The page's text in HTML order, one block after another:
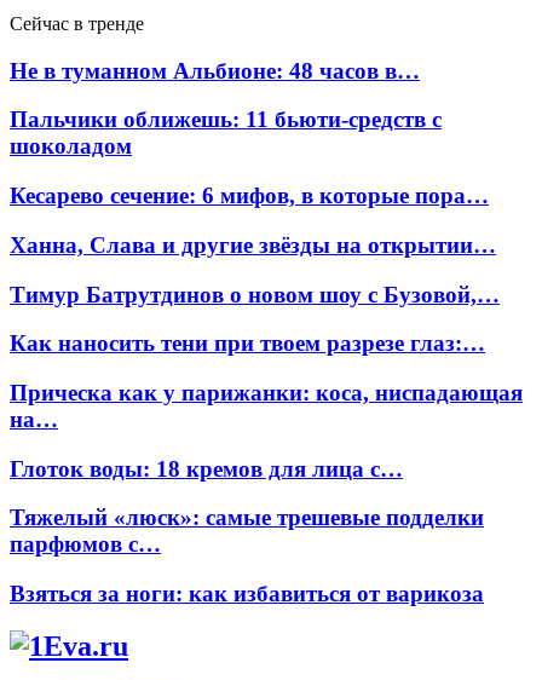
Сейчас в тренде
Не в туманном Альбионе: 48 часов в…
Пальчики оближешь: 11 бьюти-средств с
шоколадом
Кесарево сечение: 6 мифов, в которые пора…
Ханна, Слава и другие звёзды на открытии…
Тимур Батрутдинов о новом шоу с Бузовой,…
Как наносить тени при твоем разрезе глаз:…
Прическа как у парижанки: коса, ниспадающая
на…
Глоток воды: 18 кремов для лица с…
Тяжелый «люск»: самые трешевые подделки
парфюмов с…
Взяться за ноги: как избавиться от варикоза